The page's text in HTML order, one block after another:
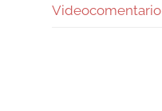
Videocomentario